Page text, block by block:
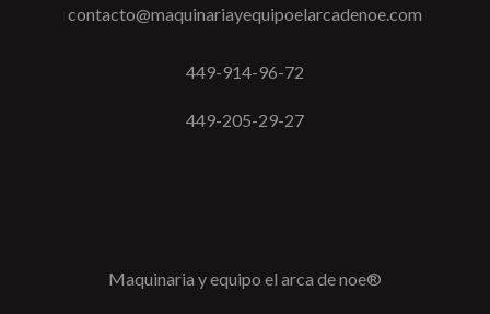
contacto@maquinariayequipoelarcadenoe.com
449-914-96-72
449-205-29-27
Maquinaria y equipo el arca de noe®